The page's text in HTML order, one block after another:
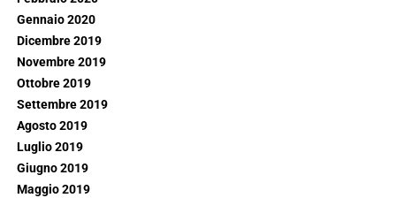
Gennaio 2020
Dicembre 2019
Novembre 2019
Ottobre 2019
Settembre 2019
Agosto 2019
Luglio 2019
Giugno 2019
Maggio 2019